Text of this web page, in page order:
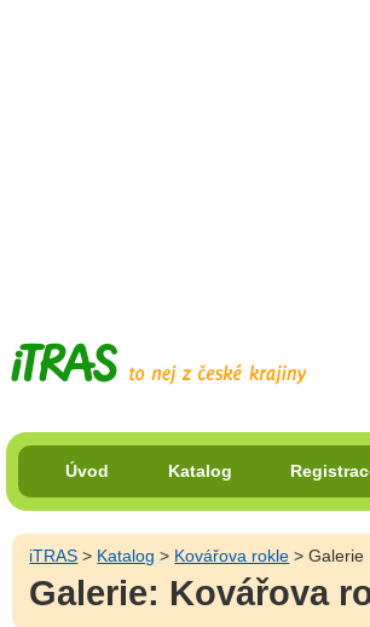
Úvod Katalog
iTRAS > Katalog > Kovářova rokle > Galerie
Galerie: Kovářova